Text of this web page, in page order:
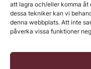
att lagra och/eller komma
dessa tekniker kan vi
denna webbplats. Att inte
påverka vissa funktioner